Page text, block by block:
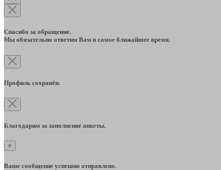
Спасибо за обращение.
Мы обязательно ответим Вам в самое ближайшее время.
Профиль сохранён.
Благодарим за заполнение анкеты.
×
Ваше сообщение успешно отправлено.